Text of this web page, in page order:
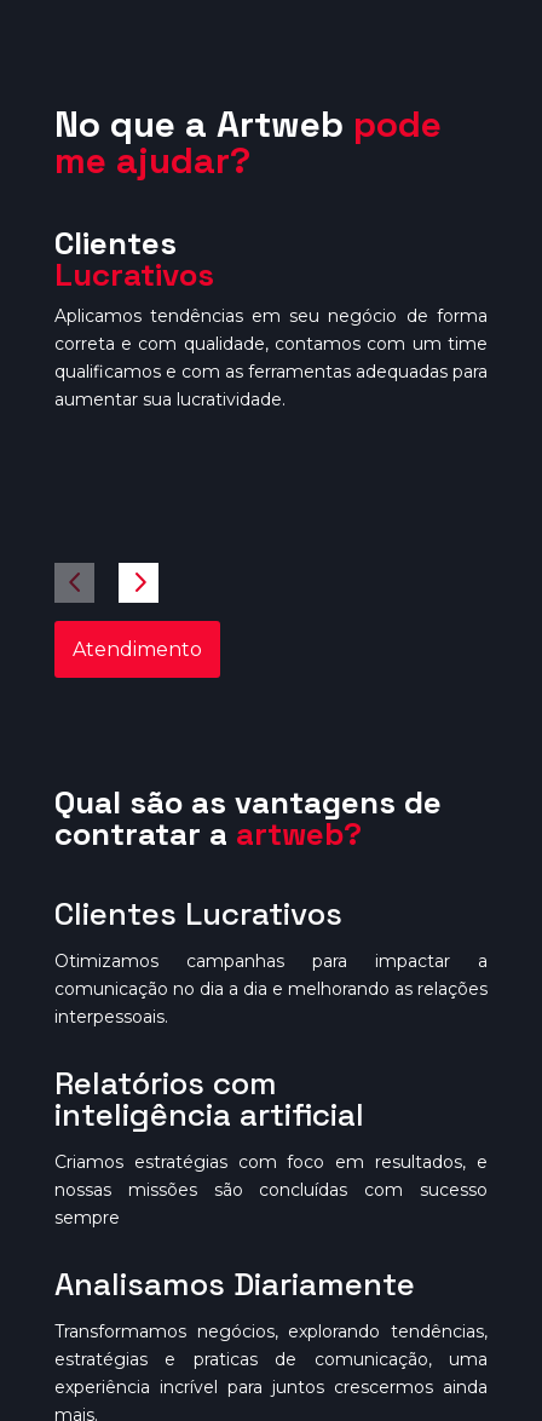
No que a Artweb pode
me ajudar?
Clientes
Lucrativos
Aplicamos tendências em seu negócio de forma
correta e com qualidade, contamos com um time
qualificamos e com as ferramentas adequadas para
aumentar sua lucratividade.
Atendimento
Qual são as vantagens de
contratar a artweb?
Clientes Lucrativos
Otimizamos campanhas para impactar a
comunicação no dia a dia e melhorando as relações
interpessoais.
Relatórios com
inteligência artificial
Criamos estratégias com foco em resultados, e
nossas missões são concluídas com sucesso
sempre
Analisamos Diariamente
Transformamos negócios, explorando tendências,
estratégias e praticas de comunicação, uma
experiência incrível para juntos crescermos ainda
mais.